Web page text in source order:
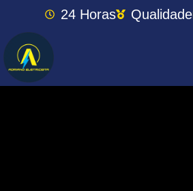
24 Horas Qualidade